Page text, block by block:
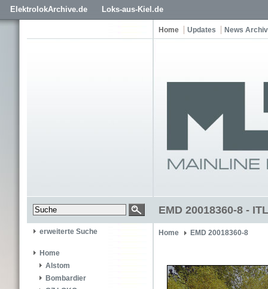
ElektrolokArchive.de Loks-aus-Kiel.de
Home Updates News Archiv
EMD 20018360-8 -
erweiterte Suche
Home
Alstom
Bombardier
Home EMD 20018360-8